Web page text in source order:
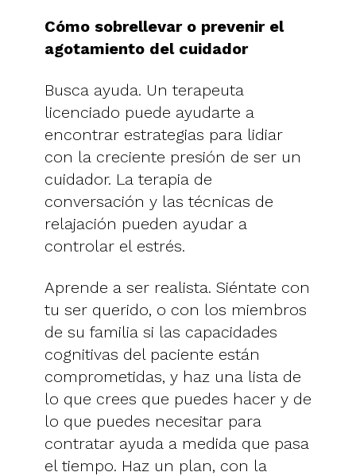
Cómo sobrellevar o prevenir el
agotamiento del cuidador
Busca ayuda. Un terapeuta
licenciado puede ayudarte a
encontrar estrategias para lidiar
con la creciente presión de ser un
cuidador. La terapia de
conversación y las técnicas de
relajación pueden ayudar a
controlar el estrés.
Aprende a ser realista. Siéntate con
tu ser querido, o con los miembros
de su familia si las capacidades
cognitivas del paciente están
comprometidas, y haz una lista de
lo que crees que puedes hacer y de
lo que puedes necesitar para
contratar ayuda a medida que pasa
el tiempo. Haz un plan, con la